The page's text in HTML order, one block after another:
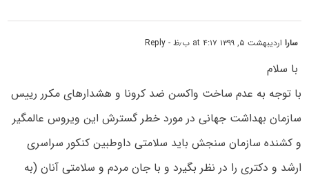
سارااردیبهشت ۵, ۱۳۹۹ at ۴:۱۷ ب٫ظ - Reply
با سلام
با توجه به عدم ساخت واکسن ضد کرونا و هشدارهای مکرر رییس
سازمان بهداشت جهانی در مورد خطر گسترش این ویروس عالمگیر
و کشنده سازمان سنجش باید سلامتی داوطبین کنکور سراسری
ارشد و دکتری را در نظر بگیرد و با جان مردم و سلامتی آنان (به